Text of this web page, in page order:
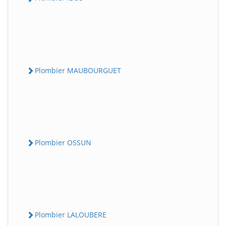
Plombier MAUBOURGUET
Plombier OSSUN
Plombier LALOUBERE